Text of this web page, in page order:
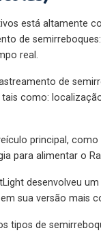
está altamente
de
real.
de
como:
principal,
para alimentar o
desenvolveu
sua versão mais
tipos de